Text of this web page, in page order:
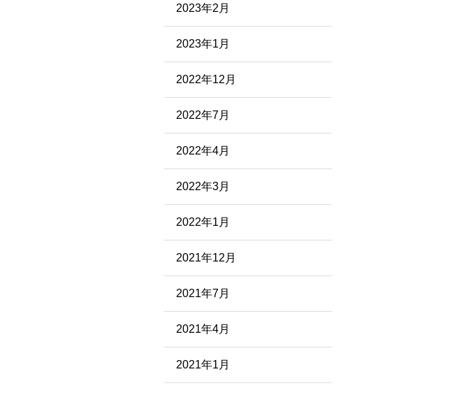
2023年2月
2023年1月
2022年12月
2022年7月
2022年4月
2022年3月
2022年1月
2021年12月
2021年7月
2021年4月
2021年1月